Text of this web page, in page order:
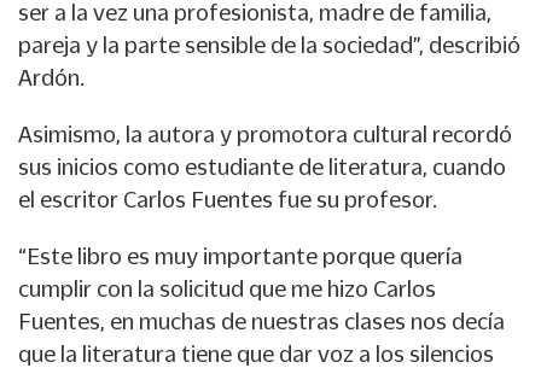
ser a la vez una profesionista, madre de familia,
pareja y la parte sensible de la sociedad”, describió
Ardón.
Asimismo, la autora y promotora cultural recordó
sus inicios como estudiante de literatura, cuando
el escritor Carlos Fuentes fue su profesor.
“Este libro es muy importante porque quería
cumplir con la solicitud que me hizo Carlos
Fuentes, en muchas de nuestras clases nos decía
que la literatura tiene que dar voz a los silencios